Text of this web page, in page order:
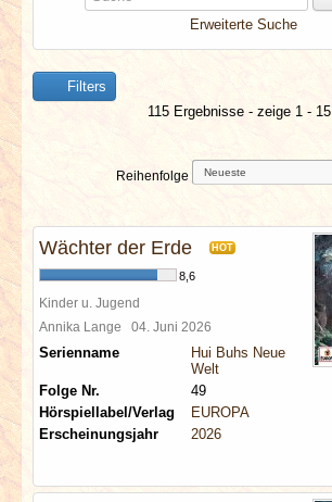
NEWS & DATES
BERICHTE
SPECIALS
REDAKTION
LINKS
ARCHIV
Erweiterte Suche
Filters
115 Ergebnisse - zeige 1 - 15
Reihenfolge
Wächter der Erde HOT
8,6
Kinder u. Jugend
Annika Lange 04. Juni 2026
Serienname
Hui Buhs Neue
Welt
Folge Nr.
49
Hörspiellabel/Verlag
EUROPA
Erscheinungsjahr
2026